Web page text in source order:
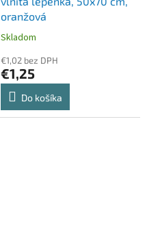
oranžová
Skladom
€1,02 bez DPH
€1,25
Do košíka